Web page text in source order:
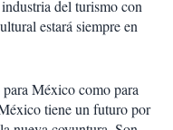
del turismo con
estará siempre en
para México como para
tiene un futuro por